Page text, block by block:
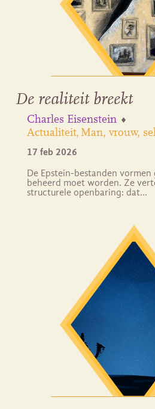
De realiteit breekt
Charles Eisenstein
Actualiteit Man, vrouw,
17 feb 2026
De Epstein-bestanden
beheerd moet worden. Ze
structurele openbaring: dat…